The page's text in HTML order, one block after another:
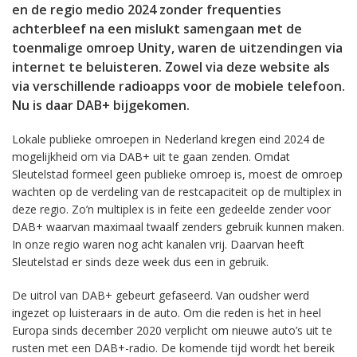
en de regio medio 2024 zonder frequenties
achterbleef na een mislukt samengaan met de
toenmalige omroep Unity, waren de uitzendingen via
internet te beluisteren. Zowel via deze website als
via verschillende radioapps voor de mobiele telefoon.
Nu is daar DAB+ bijgekomen.
Lokale publieke omroepen in Nederland kregen eind 2024 de
mogelijkheid om via DAB+ uit te gaan zenden. Omdat
Sleutelstad formeel geen publieke omroep is, moest de omroep
wachten op de verdeling van de restcapaciteit op de multiplex in
deze regio. Zo’n multiplex is in feite een gedeelde zender voor
DAB+ waarvan maximaal twaalf zenders gebruik kunnen maken.
In onze regio waren nog acht kanalen vrij. Daarvan heeft
Sleutelstad er sinds deze week dus een in gebruik.
De uitrol van DAB+ gebeurt gefaseerd. Van oudsher werd
ingezet op luisteraars in de auto. Om die reden is het in heel
Europa sinds december 2020 verplicht om nieuwe auto’s uit te
rusten met een DAB+-radio. De komende tijd wordt het bereik